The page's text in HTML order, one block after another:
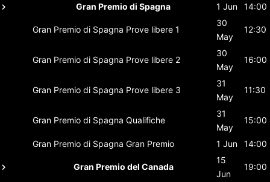
Gran Premio di Spagna 1 Jun 14:00
Gran Premio di Spagna Prove libere 1
30
May
12:30
Gran Premio di Spagna Prove libere 2
30
May
16:00
Gran Premio di Spagna Prove libere 3
31
May
11:30
Gran Premio di Spagna Qualifiche
31
May
15:00
Gran Premio di Spagna Gran Premio 1 Jun 14:00
Gran Premio del Canada
15
Jun
19:00